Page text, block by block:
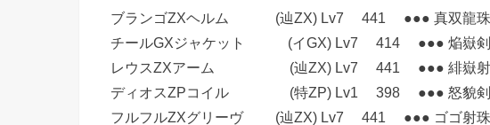
ブランゴZXヘルム (辿ZX) Lv7 441 ●●● 真双龍珠・
チールGXジャケット (イGX) Lv7 414 ●●● 焔嶽剣珠
レウスZXアーム (辿ZX) Lv7 441 ●●● 緋嶽射珠
ディオスZPコイル (特ZP) Lv1 398 ●●● 怒貌剣珠
フルフルZXグリーヴ (辿ZX) Lv7 441 ●●● ゴゴ射珠